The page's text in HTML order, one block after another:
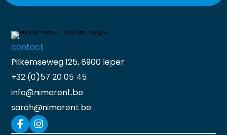
contact
Pilkemseweg 125, 8900 Ieper
+32 (0)57 20 05 45
info@nimarent.be
sarah@nimarent.be